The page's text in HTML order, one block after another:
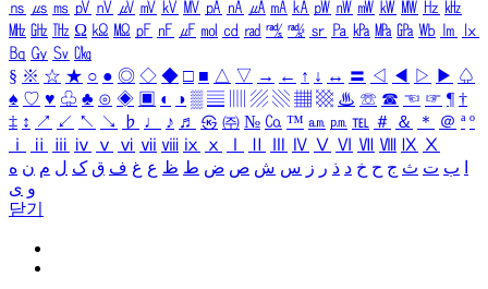
㎱ ㎲ ㎳ ㎴ ㎵ ㎶ ㎷ ㎸ ㎹ ㎀ ㎁ ㎂ ㎃ ㎄ ㎺ ㎻ ㎽ ㎾ ㎿ ㎐ ㎑
㎒ ㎓ ㎔ Ω ㏀ ㏁ ㎊ ㎋ ㎌ ㏖ ㏅ ㎭ ㎮ ㎯ ㏛ ㎩ ㎪ ㎫ ㎬ ㏝ ㏐
㏓
㏃ ㏉ ㏜ ㏆
§ ※ ☆ ★ ○ ● ◎ ◇ ◆ □ ■ △ ▽ → ← ↑ ↓ ↔ 〓 ◁ ◀ ▷ ▶ ♤
♠ ♡ ♥ ♧ ♣ ⊙ ◈ ▣ ◐ ◑ ▒ ▤ ▨ ▧ ▦ ▩ ♨ ☏ ☎ ☜ ☞ ¶ †
‡ ↕ ↗ ↙ ↖ ↘ ♭ ♩ ♪ ♬ ㉿ ㈜ № ㏇ ™ ㏂ ㏘ ℡ ＃ ＆ ＊ ＠ ª º
ⅰ
ⅱ ⅲ ⅳ ⅴ ⅵ ⅶ ⅷ ⅸ ⅹ Ⅳ Ⅴ Ⅵ Ⅶ Ⅷ Ⅸ Ⅹ
ب ت ث ج ح خ د ذ ر ز س ش ص ض ط ظ ع غ ف ق ک ل م ن ه
و ی
닫기